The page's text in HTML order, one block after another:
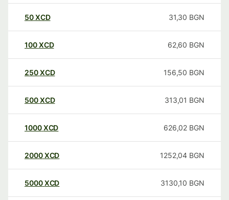
50XCD 31,30 BGN
100XCD 62,60 BGN
250XCD 156,50 BGN
500XCD 313,01 BGN
1000XCD 626,02 BGN
2000XCD 1252,04 BGN
5000XCD 3130,10 BGN